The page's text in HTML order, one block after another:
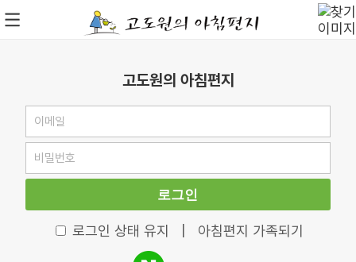
고도원의 아침편지
로그인
로그인 상태 유지 아침편지 가족되기